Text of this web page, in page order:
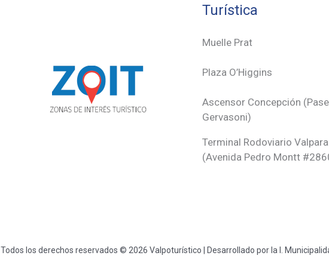
Turística
Muelle Prat
Plaza O’Higgins
Ascensor Concepción (
Gervasoni)
Terminal Rodoviario
(Avenida Pedro Montt
Todos los derechos reservados © 2026 Valpoturístico | Desarrollado por la I.